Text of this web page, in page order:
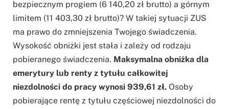
bezpiecznym progiem (6 140,20 zł brutto) a górnym
limitem (11 403,30 zł brutto)? W takiej sytuacji ZUS
ma prawo do zmniejszenia Twojego świadczenia.
Wysokość obniżki jest stała i zależy od rodzaju
pobieranego świadczenia. Maksymalna obniżka dla
emerytury lub renty z tytułu całkowitej
niezdolności do pracy wynosi 939,61 zł. Osoby
pobierające rentę z tytułu częściowej niezdolności do